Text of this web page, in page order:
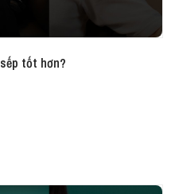
tốt hơn?